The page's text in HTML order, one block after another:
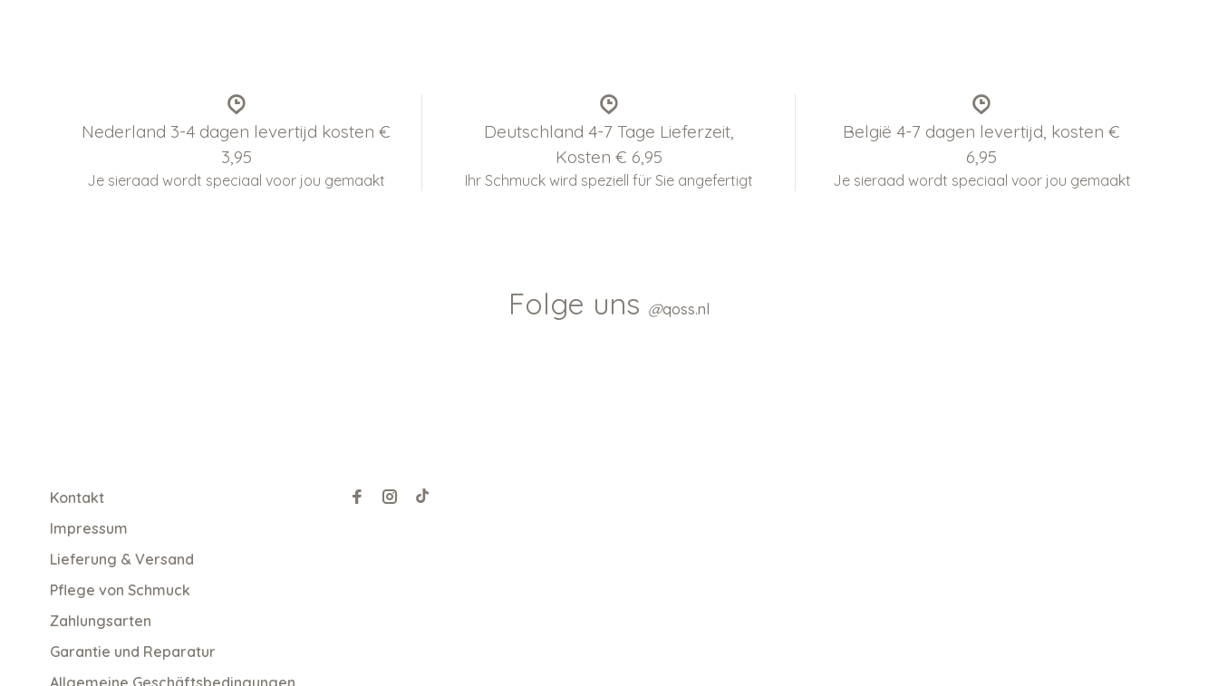
Nederland 3-4 dagen levertijd kosten €
3,95
Je sieraad wordt speciaal voor jou gemaakt
Deutschland 4-7 Tage Lieferzeit,
Kosten € 6,95
Ihr Schmuck wird speziell für Sie angefertigt
België 4-7 dagen levertijd, kosten €
6,95
Je sieraad wordt speciaal voor jou gemaakt
Folge uns @qoss.nl
Kontakt
Impressum
Lieferung & Versand
Pflege von Schmuck
Zahlungsarten
Garantie und Reparatur
Allgemeine Geschäftsbedingungen